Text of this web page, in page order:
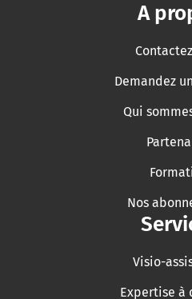
A
Demandez
Qui
Nos
Visio-
Expertise à